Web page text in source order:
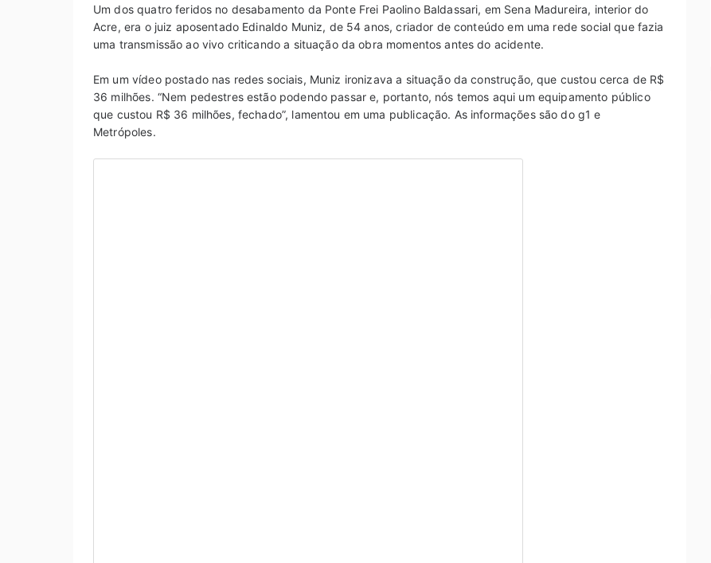
Um dos quatro feridos no desabamento da Ponte Frei Paolino Baldassari, em Sena Madureira, interior do
Acre, era o juiz aposentado Edinaldo Muniz, de 54 anos, criador de conteúdo em uma rede social que fazia
uma transmissão ao vivo criticando a situação da obra momentos antes do acidente.
Em um vídeo postado nas redes sociais, Muniz ironizava a situação da construção, que custou cerca de R$
36 milhões. “Nem pedestres estão podendo passar e, portanto, nós temos aqui um equipamento público
que custou R$ 36 milhões, fechado”, lamentou em uma publicação. As informações são do g1 e
Metrópoles.